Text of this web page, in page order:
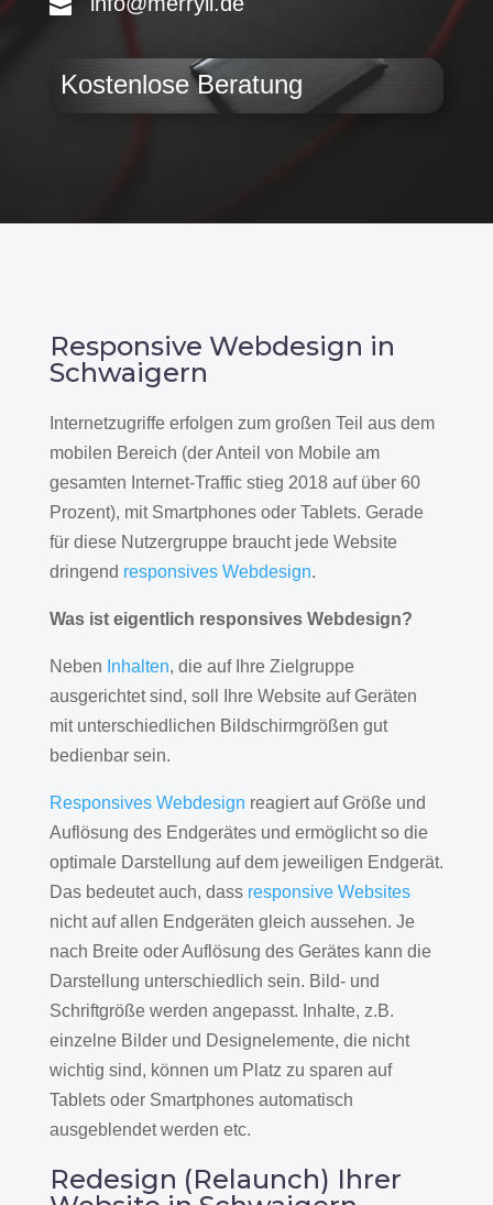
Kostenlose Beratung
Responsive Webdesign in
Schwaigern
Internetzugriffe erfolgen zum großen Teil aus dem
mobilen Bereich (der Anteil von Mobile am
gesamten Internet-Traffic stieg 2018 auf über 60
Prozent), mit Smartphones oder Tablets. Gerade
für diese Nutzergruppe braucht jede Website
dringend responsives Webdesign.
Was ist eigentlich responsives Webdesign?
Neben Inhalten, die auf Ihre Zielgruppe
ausgerichtet sind, soll Ihre Website auf Geräten
mit unterschiedlichen Bildschirmgrößen gut
bedienbar sein.
Responsives Webdesign reagiert auf Größe und
Auflösung des Endgerätes und ermöglicht so die
optimale Darstellung auf dem jeweiligen Endgerät.
Das bedeutet auch, dass responsive Websites
nicht auf allen Endgeräten gleich aussehen. Je
nach Breite oder Auflösung des Gerätes kann die
Darstellung unterschiedlich sein. Bild- und
Schriftgröße werden angepasst. Inhalte, z.B.
einzelne Bilder und Designelemente, die nicht
wichtig sind, können um Platz zu sparen auf
Tablets oder Smartphones automatisch
ausgeblendet werden etc.
Redesign (Relaunch) Ihrer